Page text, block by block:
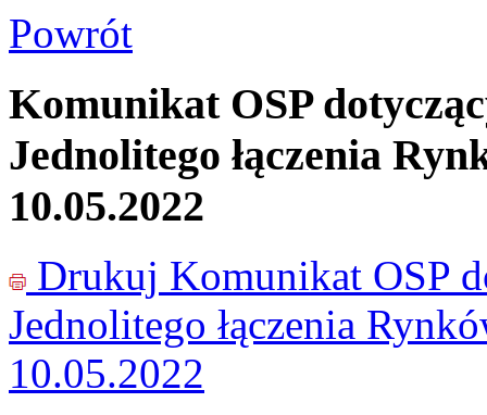
Powrót
Komunikat OSP
Jednolitego łączenia
10.05.2022
Drukuj Komunikat OSP
Jednolitego łączenia
10.05.2022